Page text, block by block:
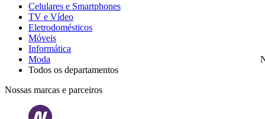
Celulares e Smartphones
TV e Vídeo
Eletrodomésticos
Móveis
Informática
Moda
Todos os departamentos
Nossas marcas e parceiros